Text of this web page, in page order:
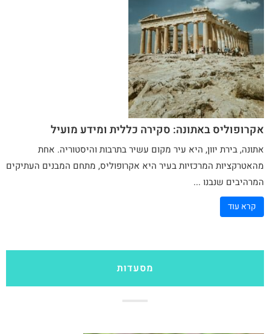
אקרופוליס באתונה: סקירה כללית ומידע מועיל
אתונה, בירת יוון, היא עיר מקום עשיר בתרבות והיסטוריה. אחת
מהאטרקציות המרכזיות בעיר היא אקרופוליס, מתחם המבנים העתיקים
המרהיבים שנבנו ...
קרא עוד
מסעדות